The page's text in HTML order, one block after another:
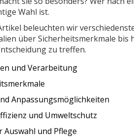
Wahl ist.
beleuchten wir
über Sicherheitsmerkmale bis
zu treffen.
und Verarbeitung
Anpassungsmöglichkeiten
und Umweltschutz
Auswahl und Pflege